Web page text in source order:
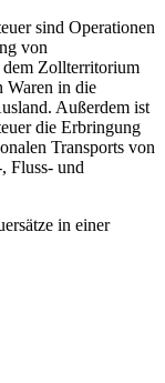
sind Operationen
von
dem Zollterritorium
Waren in die
Außerdem ist
die Erbringung
Transports von
Fluss- und
in einer